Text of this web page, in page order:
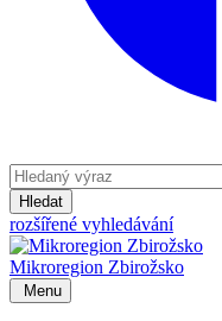
Hledat
rozšířené vyhledávání
Mikroregion Zbirožsko
Menu